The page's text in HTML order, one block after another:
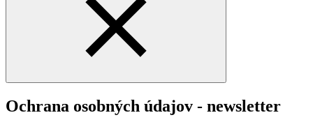
Ochrana osobných údajov - newsletter